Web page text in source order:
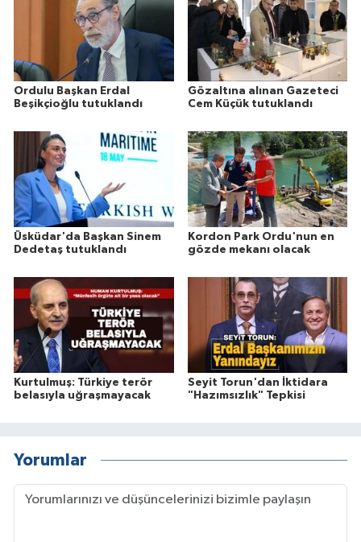
Ordulu Başkan Erdal
Beşikçioğlu tutuklandı
Gözaltına alınan Gazeteci
Cem Küçük tutuklandı
Üsküdar'da Başkan Sinem
Dedetaş tutuklandı
Kordon Park Ordu'nun en
gözde mekanı olacak
Kurtulmuş: Türkiye terör
belasıyla uğraşmayacak
Seyit Torun'dan İktidara
"Hazımsızlık" Tepkisi
Yorumlar